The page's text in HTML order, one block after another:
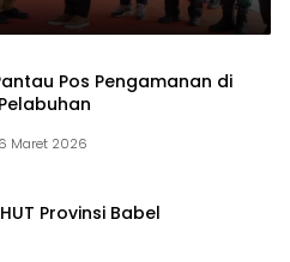
Pos Pengamanan di
Maret 2026
Provinsi Babel